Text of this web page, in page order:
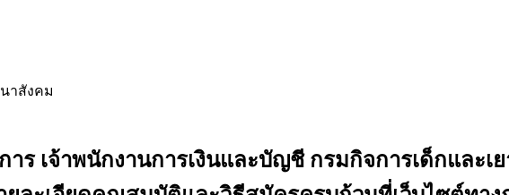
ร เจ้าพนักงานการเงินและบัญชี กรมกิจการเด็กและเ